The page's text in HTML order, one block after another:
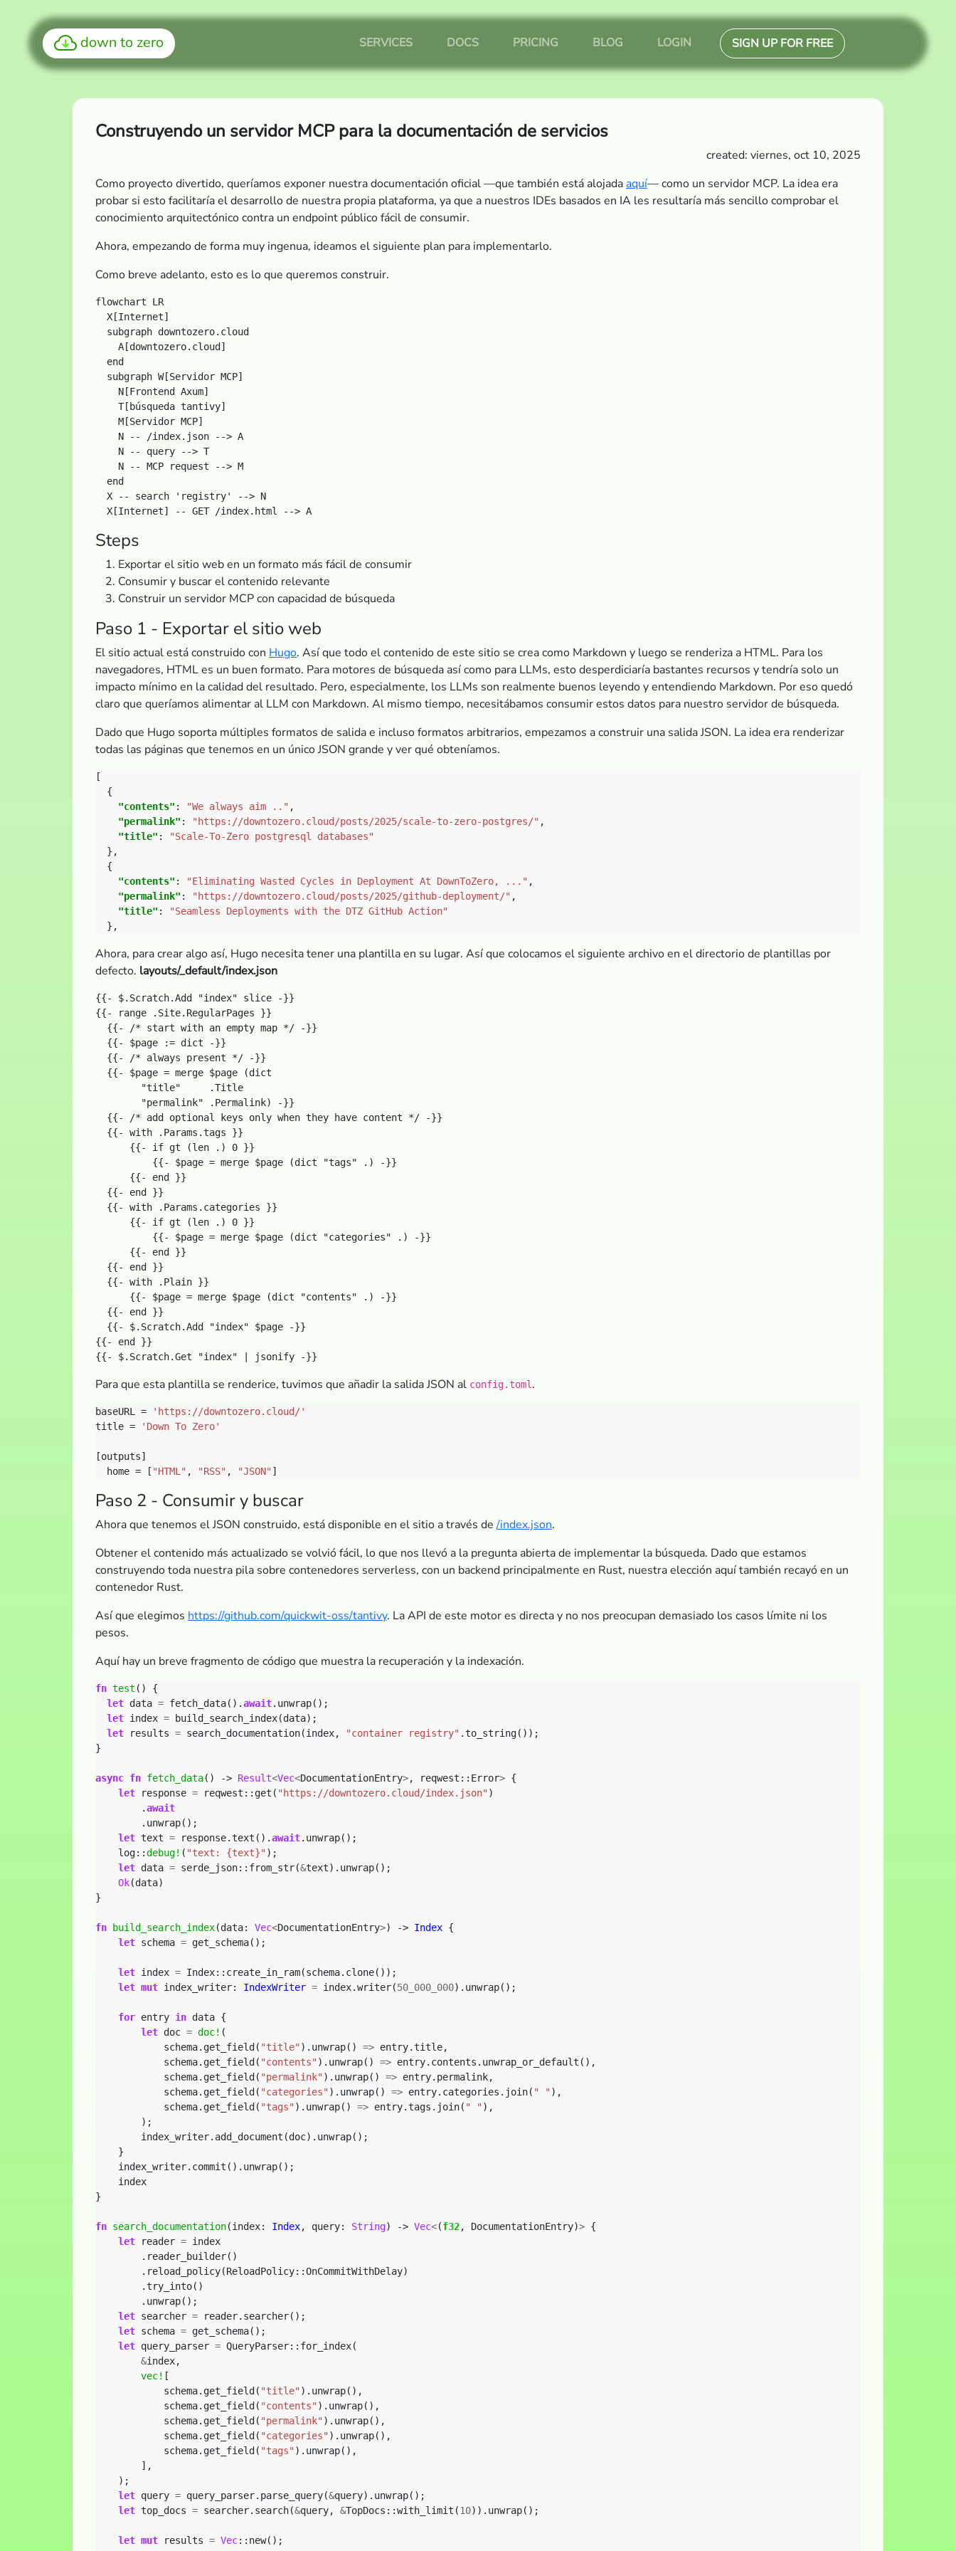
down to zero SERVICES DOCS PRICING BLOG LOGIN SIGN UP FOR FREE
Construyendo un servidor MCP para la documentación de servicios
created: viernes, oct 10, 2025
Como proyecto divertido, queríamos exponer nuestra documentación oficial —que también está alojada aquí— como un servidor MCP. La idea era
probar si esto facilitaría el desarrollo de nuestra propia plataforma, ya que a nuestros IDEs basados en IA les resultaría más sencillo comprobar el
conocimiento arquitectónico contra un endpoint público fácil de consumir.
Ahora, empezando de forma muy ingenua, ideamos el siguiente plan para implementarlo.
Como breve adelanto, esto es lo que queremos construir.
flowchart LR
  X[Internet]
  subgraph downtozero.cloud
    A[downtozero.cloud]
  end
  subgraph W[Servidor MCP]
    N[Frontend Axum]
    T[búsqueda tantivy]
    M[Servidor MCP]
    N -- /index.json --> A
    N -- query --> T
    N -- MCP request --> M
  end
  X -- search 'registry' --> N
Steps
Exportar el sitio web en un formato más fácil de consumir
Consumir y buscar el contenido relevante
Construir un servidor MCP con capacidad de búsqueda
Paso 1 - Exportar el sitio web
El sitio actual está construido con Hugo. Así que todo el contenido de este sitio se crea como Markdown y luego se renderiza a HTML. Para los
navegadores, HTML es un buen formato. Para motores de búsqueda así como para LLMs, esto desperdiciaría bastantes recursos y tendría solo un
impacto mínimo en la calidad del resultado. Pero, especialmente, los LLMs son realmente buenos leyendo y entendiendo Markdown. Por eso quedó
claro que queríamos alimentar al LLM con Markdown. Al mismo tiempo, necesitábamos consumir estos datos para nuestro servidor de búsqueda.
Dado que Hugo soporta múltiples formatos de salida e incluso formatos arbitrarios, empezamos a construir una salida JSON. La idea era renderizar
todas las páginas que tenemos en un único JSON grande y ver qué obteníamos.
"contents" : "We always aim .."
"permalink" : "https://downtozero.cloud/posts/2025/scale-to-zero-postgres/"
"title" :
"Scale-To-Zero postgresql databases"
"contents" : "Eliminating Wasted Cycles in Deployment At DownToZero, ..."
"permalink" : "https://downtozero.cloud/posts/2025/github-deployment/"
"title" :
"Seamless Deployments with the DTZ GitHub Action"
Ahora, para crear algo así, Hugo necesita tener una plantilla en su lugar. Así que colocamos el siguiente archivo en el directorio de plantillas por
defecto. layouts/_default/index.json
{{- $.Scratch.Add "index" slice -}}
{{- range .Site.RegularPages }}
  {{- /* start with an empty map */ -}}
  {{- $page := dict -}}
  {{- /* always present */ -}}
  {{- $page = merge $page (dict
        "title"     .Title
        "permalink" .Permalink) -}}
  {{- /* add optional keys only when they have content */ -}}
  {{- with .Params.tags }}
      {{- if gt (len .) 0 }}
          {{- $page = merge $page (dict "tags" .) -}}
      {{- end }}
  {{- end }}
  {{- with .Params.categories }}
      {{- if gt (len .) 0 }}
          {{- $page = merge $page (dict "categories" .) -}}
      {{- end }}
  {{- end }}
  {{- with .Plain }}
      {{- $page = merge $page (dict "contents" .) -}}
  {{- end }}
  {{- $.Scratch.Add "index" $page -}}
{{- end }}
Para que esta plantilla se renderice, tuvimos que añadir la salida JSON al config.toml .
baseURL =
'https://downtozero.cloud/'
title =
'Down To Zero'
  home = [
"HTML" , "RSS" , "JSON"
Paso 2 - Consumir y buscar
Ahora que tenemos el JSON construido, está disponible en el sitio a través de/index.json.
Obtener el contenido más actualizado se volvió fácil, lo que nos llevó a la pregunta abierta de implementar la búsqueda. Dado que estamos
construyendo toda nuestra pila sobre contenedores serverless, con un backend principalmente en Rust, nuestra elección aquí también recayó en un
contenedor Rust.
Así que elegimos https://github.com/quickwit-oss/tantivy. La API de este motor es directa y no nos preocupan demasiado los casos límite ni los
pesos.
Aquí hay un breve fragmento de código que muestra la recuperación y la indexación.
fn test ()
{
let data = fetch_data().await.unwrap();
let index =
build_search_index(data);
let
results = search_documentation(index, "container registry" .to_string());
}
async fn fetch_data() -> Result<Vec<DocumentationEntry>, reqwest::Error> {
let
response = reqwest::get( "https://downtozero.cloud/index.json" )
.await
.unwrap();
let text = response.text().await.unwrap();
log::debug! ( "text: {text}" );
let data = serde_json::from_str(&text).unwrap();
Ok(data)
}
fn build_search_index(data: Vec<DocumentationEntry>) -> Index {
let schema = get_schema();
let index = Index::create_in_ram(schema.clone());
let mut index_writer: IndexWriter = index.writer(50_000_000).unwrap();
for entry in data {
let doc = doc! (
schema.get_field( "title" ).unwrap() => entry.title,
schema.get_field( "contents" ).unwrap() => entry.contents.unwrap_or_default(),
schema.get_field( "permalink" ).unwrap() => entry.permalink,
schema.get_field( "categories" ).unwrap() => entry.categories.join( " " ),
schema.get_field( "tags" ).unwrap() => entry.tags.join( " " ),
);
index_writer.add_document(doc).unwrap();
}
index_writer.commit().unwrap();
index
}
fn search_documentation(index: Index, query: String) -> Vec<(f32, DocumentationEntry)> {
let
reader = index
.reader_builder()
.reload_policy(ReloadPolicy::OnCommitWithDelay)
.try_into()
.unwrap();
let searcher =
reader.searcher();
let schema = get_schema();
let query_parser = QueryParser::for_index(
&index,
vec! [
schema.get_field( "title" ).unwrap(),
schema.get_field( "contents" ).unwrap(),
schema.get_field( "permalink" ).unwrap(),
schema.get_field( "categories" ).unwrap(),
schema.get_field( "tags" ).unwrap(),
],
);
let query = query_parser.parse_query(&query).unwrap();
let top_docs = searcher.search(&query, &TopDocs::with_limit(10)).unwrap();
let mut results = Vec::new();